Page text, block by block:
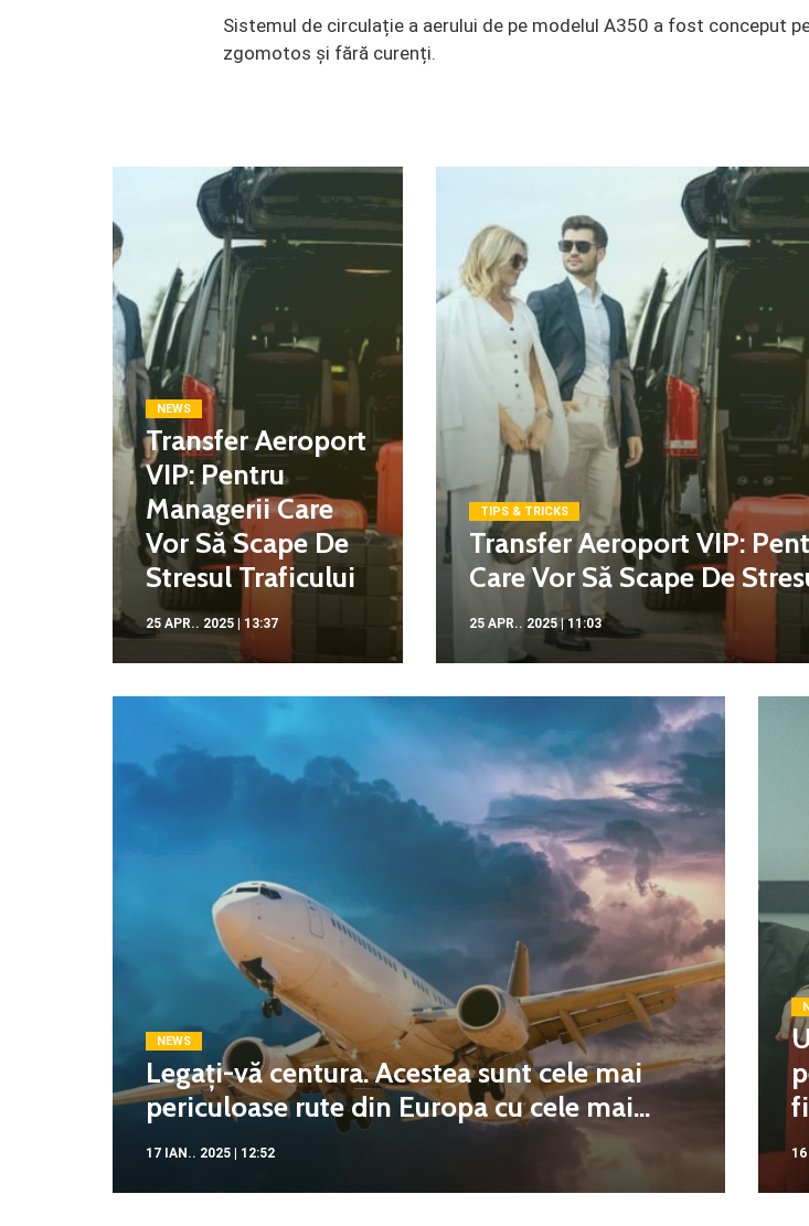
Sistemul de circulație a aerului de pe modelul A350 a fost conceput
zgomotos și fără curenți.
NEWS
Transfer Aeroport
VIP: Pentru
Managerii Care
Vor Să Scape De
Stresul Traficului
25 APR.. 2025 | 13:37
TIPS & TRICKS
Transfer Aeroport VIP:
Care Vor Să Scape De
25 APR.. 2025 | 11:03
NEWS
Legați-vă centura. Acestea sunt cele mai
periculoase rute din Europa cu cele mai...
17 IAN.. 2025 | 12:52